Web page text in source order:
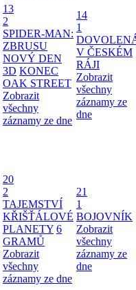
13
2
SPIDER-MAN:
ZBRUSU
NOVÝ DEN
3D KONEC
OAK STREET
Zobrazit
všechny
záznamy ze dne
14
1
V ČESKÉM
RÁJI
Zobrazit
všechny
záznamy ze
dne
20
2
TAJEMSTVÍ
KŘIŠŤÁLOVÉ
PLANETY 6
GRAMŮ
Zobrazit
všechny
záznamy ze dne
21
1
BOJOVNÍK
Zobrazit
všechny
záznamy ze
dne